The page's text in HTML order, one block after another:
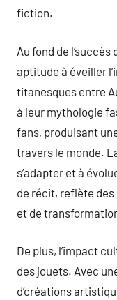
fiction.
Au fond de
aptitude à éveiller
titanesques entre
à leur mythologie
fans, produisant
travers le monde.
s’adapter et à
de récit, reflète
et de
De plus, l’impact
des jouets. Avec
d’créations